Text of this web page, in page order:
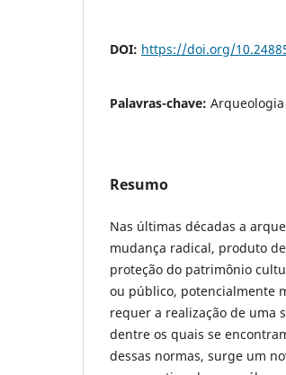
DOI: https://doi.org/
Palavras-chave:
Resumo
Nas últimas décadas a
mudança radical, produto
proteção do patrimônio
ou público, potencialmente
requer a realização de uma
dentre os quais se
dessas normas, surge um